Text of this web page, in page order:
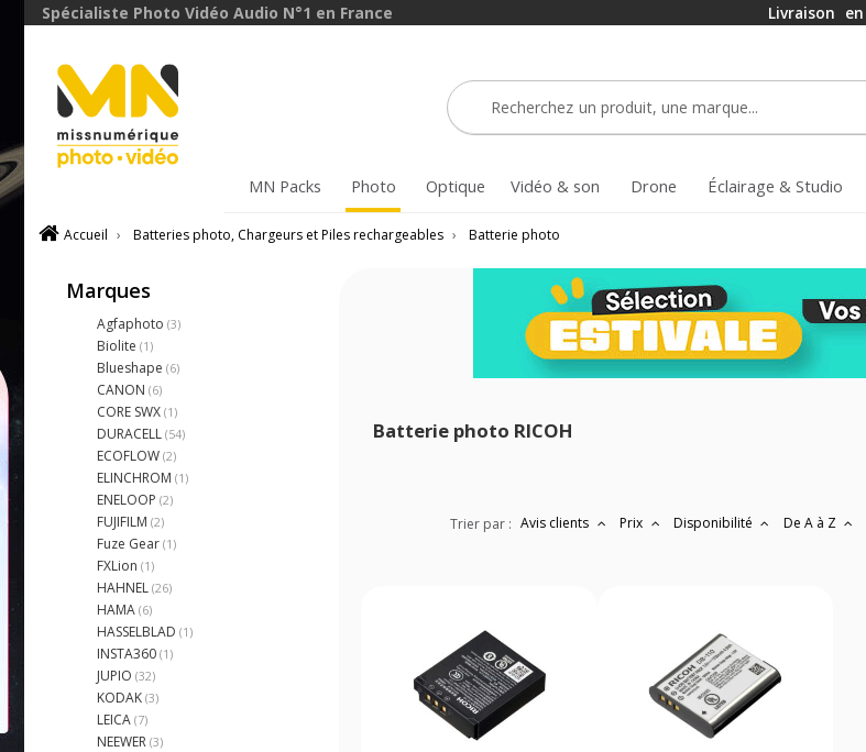
Spécialiste Photo Vidéo Audio N°1 en France Livraison en
MN Packs Photo Optique Vidéo & son Drone Éclairage & Studio
Accueil › Batteries photo, Chargeurs et Piles rechargeables › Batterie photo
Marques
Agfaphoto (3)
Biolite (1)
Blueshape (6)
CANON (6)
CORE SWX (1)
DURACELL (54)
ECOFLOW (2)
ELINCHROM (1)
ENELOOP (2)
FUJIFILM (2)
Fuze Gear (1)
FXLion (1)
HAHNEL (26)
HAMA (6)
HASSELBLAD (1)
INSTA360 (1)
JUPIO (32)
KODAK (3)
LEICA (7)
NEEWER (3)
Batterie photo RICOH
Trier par : Avis clients Prix Disponibilité De A à Z